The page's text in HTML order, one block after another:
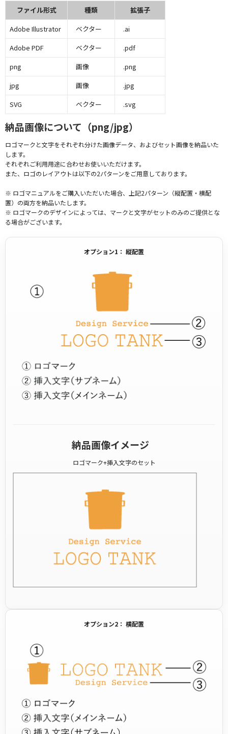
ファイル形式 種類
拡張子
Adobe Illustrator
ベクター
.ai
Adobe PDF
ベクター
.pdf
png
画像
.png
jpg
画像
.jpg
SVG
ベクター .svg
納品画像について（png/jpg）
ロゴマークと文字をそれぞれ分けた画像データ、およびセット画像を納品いた
します。
それぞれご利用用途に合わせお使いいただけます。
また、ロゴのレイアウトは以下の2パターンをご用意しております。
※ ロゴマニュアルをご購入いただいた場合、上記2パターン（縦配置・横配
置）の両方を納品いたします。
※ ロゴマークのデザインによっては、マークと文字がセットのみのご提供とな
る場合がございます。
オプション1： 縦配置
納品画像イメージ
ロゴマーク+挿入文字のセット
オプション2： 横配置